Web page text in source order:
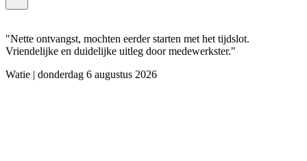
"Nette ontvangst, mochten eerder starten met het tijdslot.
Vriendelijke en duidelijke uitleg door medewerkster."
Watie | donderdag 6 augustus 2026